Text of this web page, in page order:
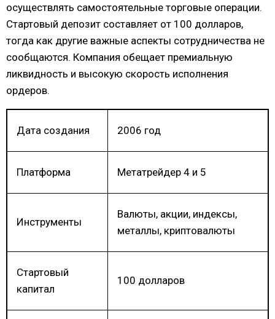
осуществлять самостоятельные торговые операции.
Стартовый депозит составляет от 100 долларов,
тогда как другие важные аспекты сотрудничества не
сообщаются. Компания обещает премиальную
ликвидность и высокую скорость исполнения
ордеров.
Дата создания 2006 год
Платформа Метатрейдер 4 и 5
Инструменты
Валюты, акции, индексы,
металлы, криптовалюты
Стартовый
капитал
100 долларов